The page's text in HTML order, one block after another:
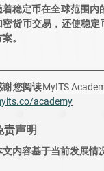
着稳定币在全球范围内
密货币交易，还使稳
。
谢您阅读MyITS
academy
责声明
文内容基于当前发展情